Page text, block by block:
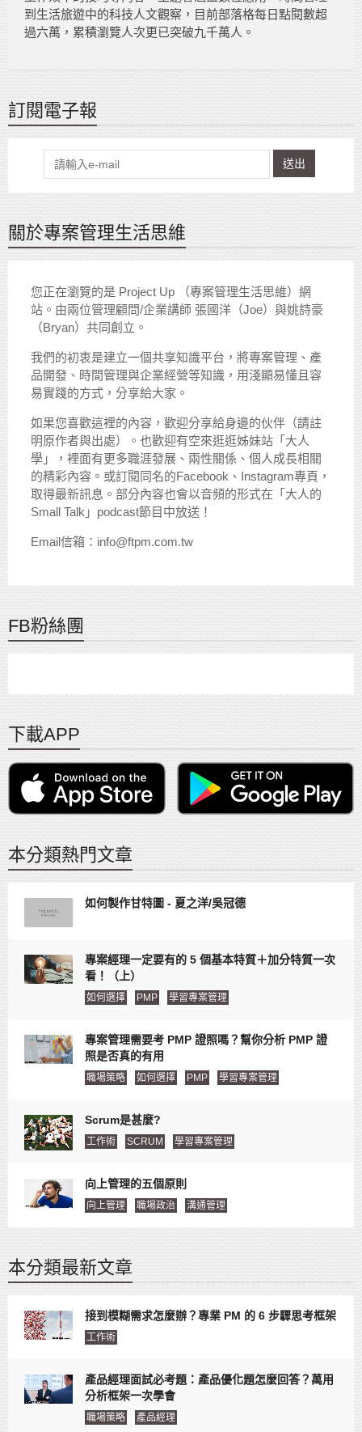
到生活旅遊中的科技人文觀察，目前部落格每日點閱數超
過六萬，累積瀏覽人次更已突破九千萬人。
訂閱電子報
送出
關於專案管理生活思維
您正在瀏覽的是 Project Up （專案管理生活思維）網
站。由兩位管理顧問/企業講師 張國洋（Joe）與姚詩豪
（Bryan）共同創立。
我們的初衷是建立一個共享知識平台，將專案管理、產
品開發、時間管理與企業經營等知識，用淺顯易懂且容
易實踐的方式，分享給大家。
如果您喜歡這裡的內容，歡迎分享給身邊的伙伴（請註
明原作者與出處）。也歡迎有空來逛逛姊妹站「大人
學」，裡面有更多職涯發展、兩性關係、個人成長相關
的精彩內容。或訂閱同名的Facebook、Instagram專頁，
取得最新訊息。部分內容也會以音頻的形式在「大人的
Small Talk」podcast節目中放送！
Email信箱：info@ftpm.com.tw
FB粉絲團
下載APP
本分類熱門文章
如何製作甘特圖 - 夏之洋/吳冠德
專案經理一定要有的 5 個基本特質＋加分特質一次
看！（上）
如何選擇 PMP 學習專案管理
專案管理需要考 PMP 證照嗎？幫你分析 PMP 證
照是否真的有用
職場策略 如何選擇 PMP 學習專案管理
Scrum是甚麼?
工作術 SCRUM 學習專案管理
向上管理的五個原則
向上管理 職場政治 溝通管理
本分類最新文章
接到模糊需求怎麼辦？專業 PM 的 6 步驟思考框架
工作術
產品經理面試必考題：產品優化題怎麼回答？萬用
分析框架一次學會
職場策略 產品經理